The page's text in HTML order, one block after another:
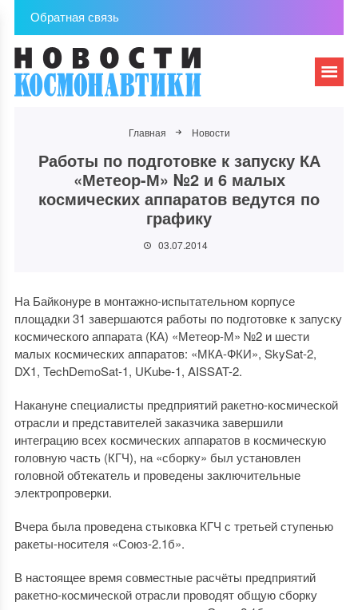
Обратная связь
Главная Новости
Работы по подготовке к запуску КА
«Метеор-М» №2 и 6 малых
космических аппаратов ведутся по
графику
03.07.2014
На Байконуре в монтажно-испытательном корпусе
площадки 31 завершаются работы по подготовке к запуску
космического аппарата (КА) «Метеор-М» №2 и шести
малых космических аппаратов: «МКА-ФКИ», SkySat-2,
DX1, TechDemoSat-1, UKube-1, AISSAT-2.
Накануне специалисты предприятий ракетно-космической
отрасли и представителей заказчика завершили
интеграцию всех космических аппаратов в космическую
головную часть (КГЧ), на «сборку» был установлен
головной обтекатель и проведены заключительные
электропроверки.
Вчера была проведена стыковка КГЧ с третьей ступенью
ракеты-носителя «Союз-2.1б».
В настоящее время совместные расчёты предприятий
ракетно-космической отрасли проводят общую сборку